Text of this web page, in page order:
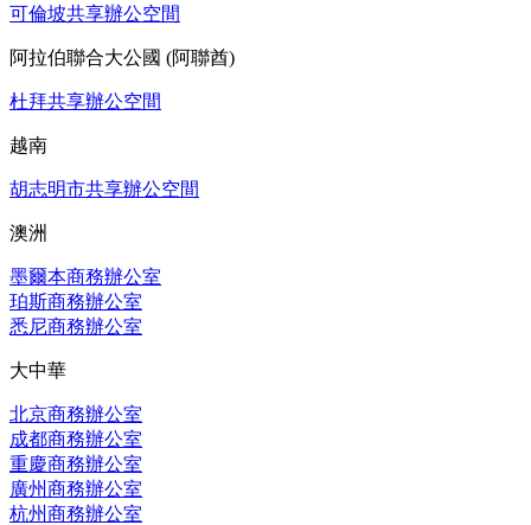
可倫坡共享辦公空間
阿拉伯聯合大公國 (阿聯酋)
杜拜共享辦公空間
越南
胡志明市共享辦公空間
澳洲
墨爾本商務辦公室
珀斯商務辦公室
悉尼商務辦公室
大中華
北京商務辦公室
成都商務辦公室
重慶商務辦公室
廣州商務辦公室
杭州商務辦公室